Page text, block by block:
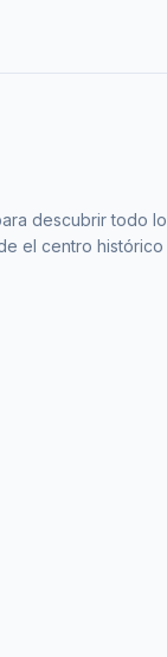
descubrir todo
el centro histórico